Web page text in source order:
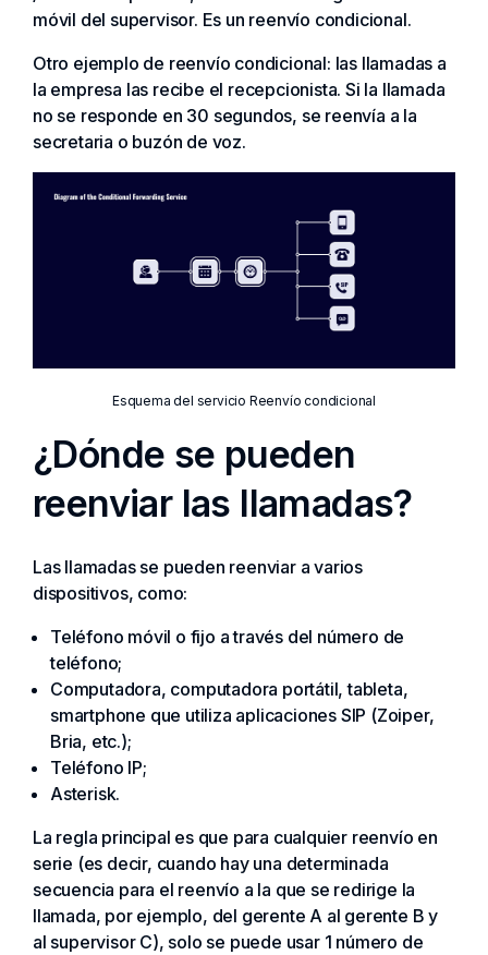
móvil del supervisor. Es un reenvío condicional.
Otro ejemplo de reenvío condicional: las llamadas a
la empresa las recibe el recepcionista. Si la llamada
no se responde en 30 segundos, se reenvía a la
secretaria o buzón de voz.
Esquema del servicio Reenvío condicional
¿Dónde se pueden
reenviar las llamadas?
Las llamadas se pueden reenviar a varios
dispositivos, como:
Teléfono móvil o fijo a través del número de
teléfono;
Computadora, computadora portátil, tableta,
smartphone que utiliza aplicaciones SIP (Zoiper,
Bria, etc.);
Teléfono IP;
Asterisk.
La regla principal es que para cualquier reenvío en
serie (es decir, cuando hay una determinada
secuencia para el reenvío a la que se redirige la
llamada, por ejemplo, del gerente A al gerente B y
al supervisor C), solo se puede usar 1 número de